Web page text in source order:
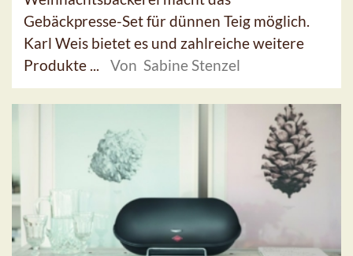
Gebäckpresse-Set für dünnen Teig möglich.
Karl Weis bietet es und zahlreiche weitere
Produkte ...
Von Sabine Stenzel